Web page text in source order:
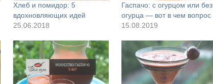
Хлеб и помидор: 5
вдохновляющих идей
25.06.2018
Гаспачо: с огурцом или без
огурца — вот в чем вопрос
15.08.2019